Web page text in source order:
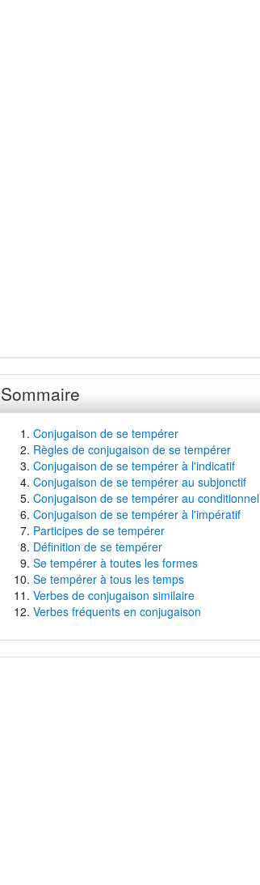
Sommaire
Conjugaison de se tempérer
Règles de conjugaison de se tempérer
Conjugaison de se tempérer à l'indicatif
Conjugaison de se tempérer au subjonctif
Conjugaison de se tempérer au conditionnel
Conjugaison de se tempérer à l'impératif
Participes de se tempérer
Définition de se tempérer
Se tempérer à toutes les formes
Se tempérer à tous les temps
Verbes de conjugaison similaire
Verbes fréquents en conjugaison